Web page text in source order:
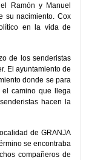
Ramón y Manuel
su nacimiento. Cox
en la vida de
de los senderistas
El ayuntamiento de
donde se para
el camino que llega
hacen la
de GRANJA
se encontraba
compañeros de